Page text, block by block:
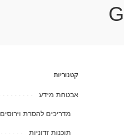
קטגוריות
אבטחת מידע
מדריכים להסרת וירוסים
תוכנות זדוניות